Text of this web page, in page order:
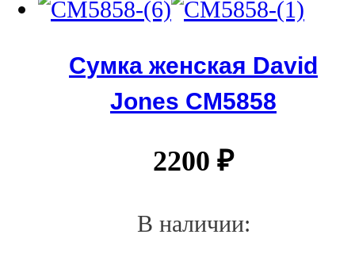
Сумка женская David
Jones СМ5858
2200 ₽
В наличии: